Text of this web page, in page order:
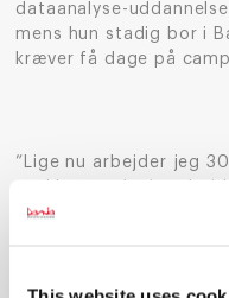
dataanalyse-
mens hun stadig bor i
kræver få dage på
”Lige nu arbejder jeg
få tid til at studere. Og
velplanlagte studietid,